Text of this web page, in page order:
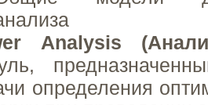
Analysis
определения